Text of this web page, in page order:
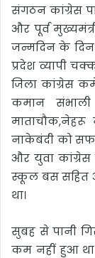
संगठन कांग्रेस
और पूर्व
जन्मदिन के
प्रदेश व्यापी
जिला कांग्रेस
कमान संभाली
माताचौक,नेहरू
नाकेबंदी को
और युवा
स्कूल बस सहित
था।
सुबह से पानी
कम नहीं हुआ